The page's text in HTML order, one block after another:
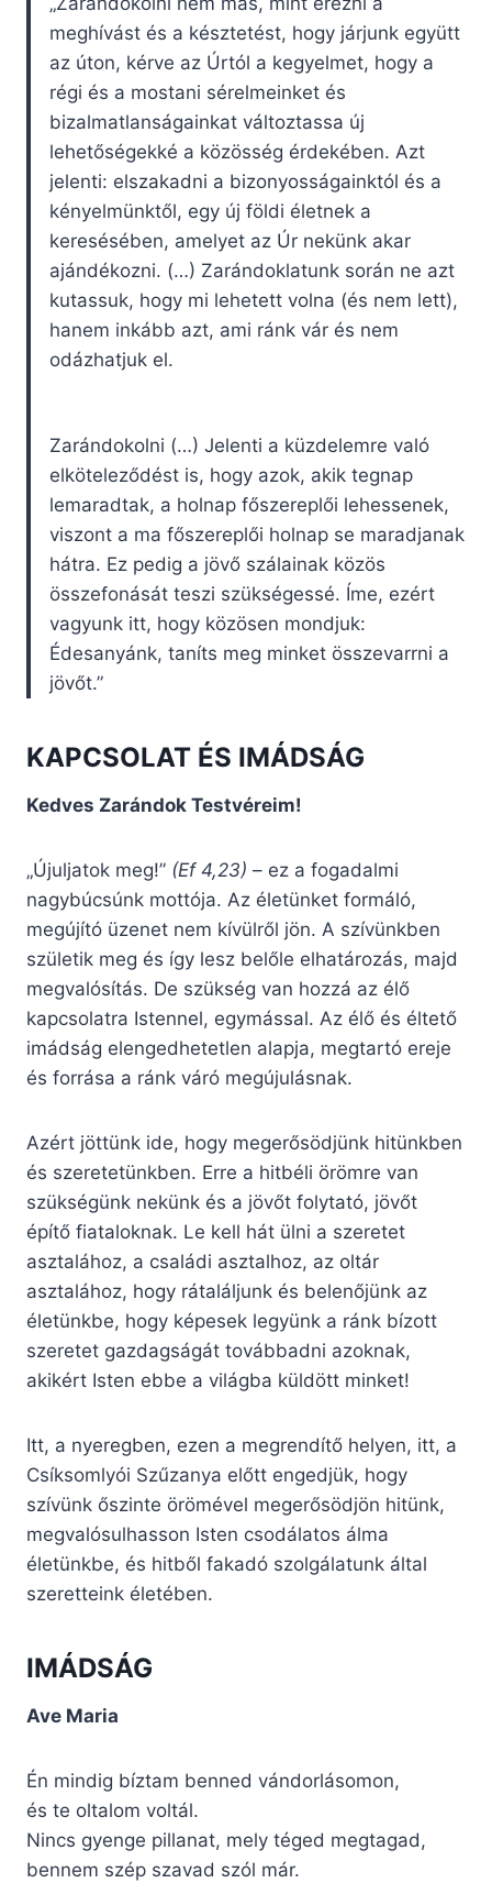
meghívást és a késztetést, hogy járjunk együtt
az úton, kérve az Úrtól a kegyelmet, hogy a
régi és a mostani sérelmeinket és
bizalmatlanságainkat változtassa új
lehetőségekké a közösség érdekében. Azt
jelenti: elszakadni a bizonyosságainktól és a
kényelmünktől, egy új földi életnek a
keresésében, amelyet az Úr nekünk akar
ajándékozni. (…) Zarándoklatunk során ne azt
kutassuk, hogy mi lehetett volna (és nem lett),
hanem inkább azt, ami ránk vár és nem
odázhatjuk el.
Zarándokolni (…) Jelenti a küzdelemre való
elköteleződést is, hogy azok, akik tegnap
lemaradtak, a holnap főszereplői lehessenek,
viszont a ma főszereplői holnap se maradjanak
hátra. Ez pedig a jövő szálainak közös
összefonását teszi szükségessé. Íme, ezért
vagyunk itt, hogy közösen mondjuk:
Édesanyánk, taníts meg minket összevarrni a
jövőt.”
KAPCSOLAT ÉS IMÁDSÁG
Kedves Zarándok Testvéreim!
„Újuljatok meg!” (Ef 4,23) – ez a fogadalmi
nagybúcsúnk mottója. Az életünket formáló,
megújító üzenet nem kívülről jön. A szívünkben
születik meg és így lesz belőle elhatározás, majd
megvalósítás. De szükség van hozzá az élő
kapcsolatra Istennel, egymással. Az élő és éltető
imádság elengedhetetlen alapja, megtartó ereje
és forrása a ránk váró megújulásnak.
Azért jöttünk ide, hogy megerősödjünk hitünkben
és szeretetünkben. Erre a hitbéli örömre van
szükségünk nekünk és a jövőt folytató, jövőt
építő fiataloknak. Le kell hát ülni a szeretet
asztalához, a családi asztalhoz, az oltár
asztalához, hogy rátaláljunk és belenőjünk az
életünkbe, hogy képesek legyünk a ránk bízott
szeretet gazdagságát továbbadni azoknak,
akikért Isten ebbe a világba küldött minket!
Itt, a nyeregben, ezen a megrendítő helyen, itt, a
Csíksomlyói Szűzanya előtt engedjük, hogy
szívünk őszinte örömével megerősödjön hitünk,
megvalósulhasson Isten csodálatos álma
életünkbe, és hitből fakadó szolgálatunk által
szeretteink életében.
IMÁDSÁG
Ave Maria
Én mindig bíztam benned vándorlásomon,
és te oltalom voltál.
Nincs gyenge pillanat, mely téged megtagad,
bennem szép szavad szól már.